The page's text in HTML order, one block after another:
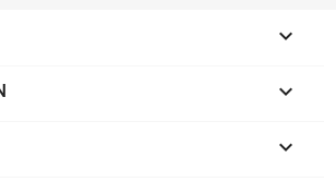


